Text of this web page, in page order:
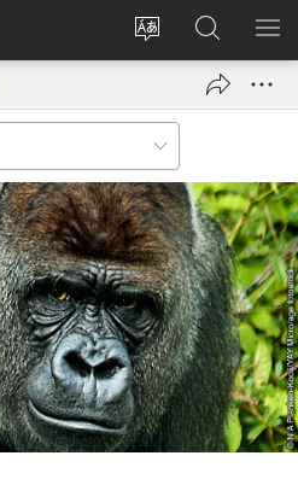
Oldal
nyelvének
megváltoztatása
Bejelentkezés
(opens
Keresés
a jw.org
honlapon